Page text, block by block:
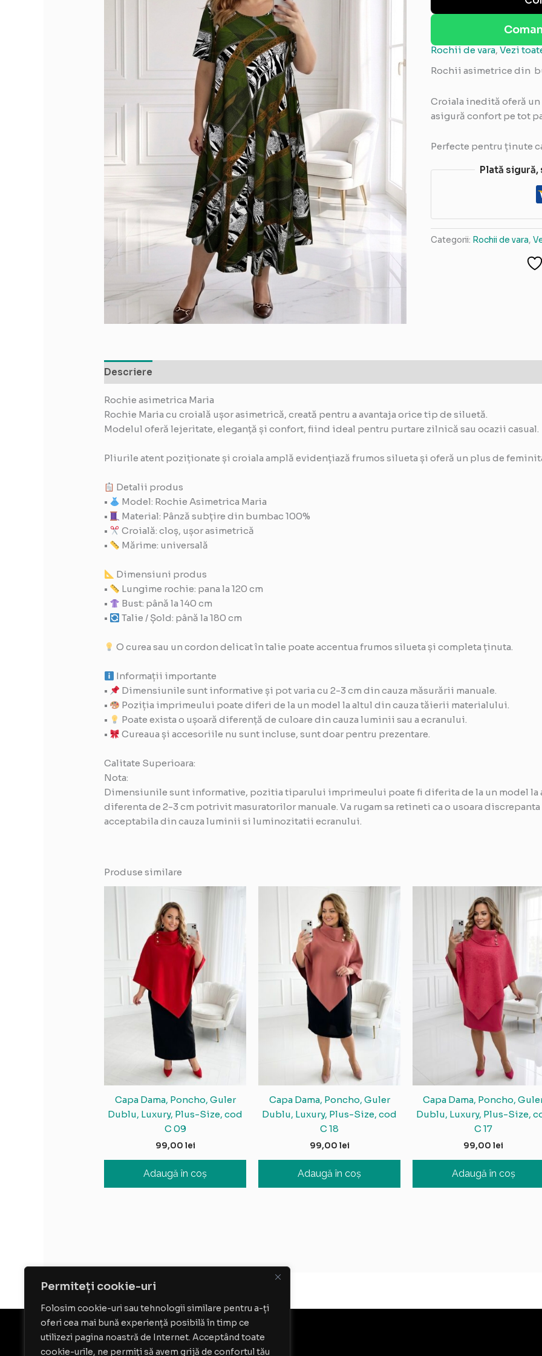
Permiteți cookie-uri
Folosim cookie-uri sau tehnologii similare pentru a-ți
oferi cea mai bună experiență posibilă în timp ce
utilizezi pagina noastră de Internet. Acceptând toate
cookie-urile, ne permiți să avem grijă de confortul tău
Rochii de vara, Vezi
Rochii asimetrice din
Croiala inedită oferă
asigură confort pe tot
Perfecte pentru ținute
Plată
Categorii: Rochii de vara,
Descriere
Rochie asimetrica Maria
Rochie Maria cu croială ușor asimetrică, creată pentru a avantaja orice tip de siluetă.
Modelul oferă lejeritate, eleganță și confort, fiind ideal pentru purtare zilnică sau ocazii casual.
Pliurile atent poziționate și croiala amplă evidențiază frumos silueta și oferă un plus de
Detalii produs
•
Model: Rochie Asimetrica Maria
•
Material: Pânză subțire din bumbac 100%
•
Croială: cloș, ușor asimetrică
•
Mărime: universală
Dimensiuni produs
•
Lungime rochie: pana la 120 cm
•
Bust: până la 140 cm
•
Talie / Șold: până la 180 cm
O curea sau un cordon delicat în talie poate accentua frumos silueta și completa ținuta.
Informații importante
•
Dimensiunile sunt informative și pot varia cu 2-3 cm din cauza măsurării manuale.
•
Poziția imprimeului poate diferi de la un model la altul din cauza tăierii materialului.
•
Poate exista o ușoară diferență de culoare din cauza luminii sau a ecranului.
•
Cureaua și accesoriile nu sunt incluse, sunt doar pentru prezentare.
Calitate Superioara:
Nota:
Dimensiunile sunt informative, pozitia tiparului imprimeului poate fi diferita de la un model la
diferenta de 2-3 cm potrivit masuratorilor manuale. Va rugam sa retineti ca o usoara
acceptabila din cauza luminii si luminozitatii ecranului.
Produse similare
Capa Dama, Poncho, Guler
Dublu, Luxury, Plus-Size, cod
C 09
99,00 lei
Adaugă în coș
Capa Dama, Poncho, Guler
Dublu, Luxury, Plus-Size, cod
C 18
99,00 lei
Adaugă în coș
Capa Dama, Poncho,
Dublu, Luxury, Plus-Size,
C 17
99,00lei
Adaugă în coș